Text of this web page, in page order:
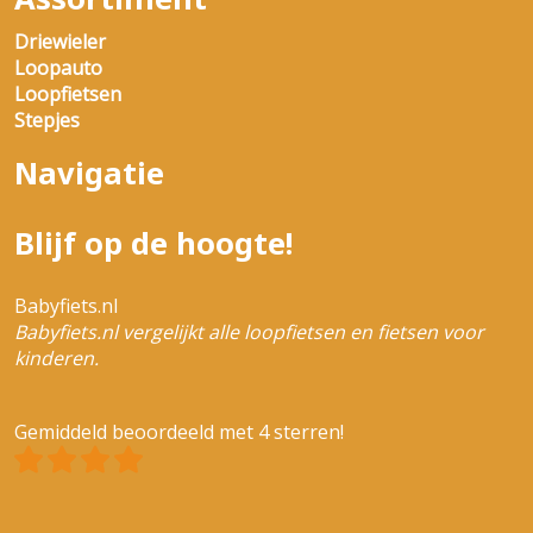
Driewieler
Loopauto
Loopfietsen
Stepjes
Navigatie
Blijf op de hoogte!
Babyfiets.nl
Babyfiets.nl vergelijkt alle loopfietsen en fietsen voor
kinderen.
Gemiddeld beoordeeld met 4 sterren!